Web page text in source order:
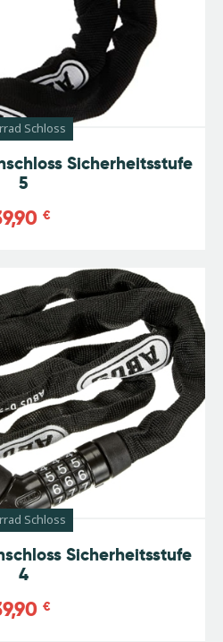
Schloss
Sicherheitsstufe
5
€
Schloss
Sicherheitsstufe
4
€